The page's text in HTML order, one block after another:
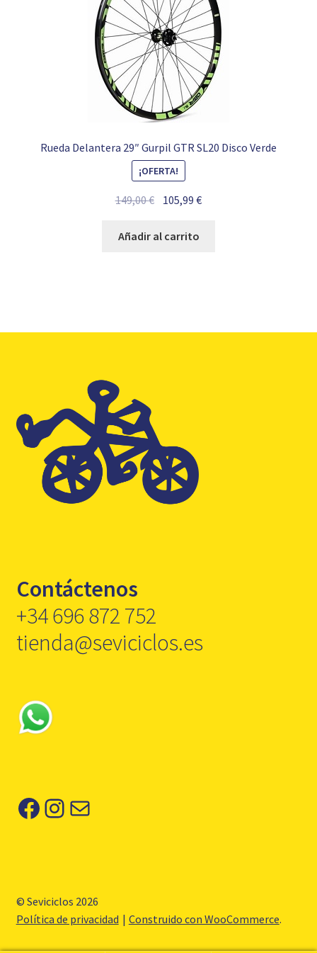
Rueda Delantera 29″ Gurpil GTR SL20 Disco Verde
¡OFERTA!
149,00€ El
original
105,99€El
Añadir al carrito
Contáctenos
+34 696 872 752
tienda@seviciclos.es
Facebook
Instagram
Correo electrónico
© Seviciclos 2026
Política de privacidad
Construido con WooCommerce.